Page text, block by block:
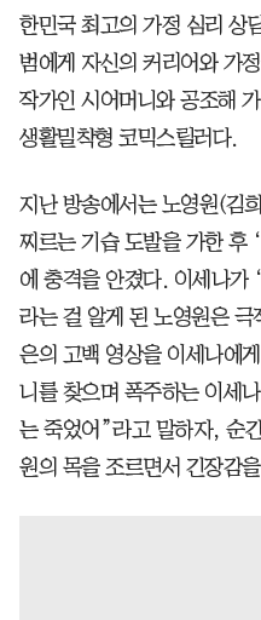
한민국 최고의 가정 심리 상
범에게 자신의 커리어와 가
작가인 시어머니와 공조해
생활밀착형 코믹스릴러다.
지난 방송에서는 노영원(김
찌르는 기습 도발을 가한 후
에 충격을 안겼다. 이세나가
라는 걸 알게 된 노영원은 극
은의 고백 영상을 이세나에
니를 찾으며 폭주하는 이세
는 죽었어”라고 말하자, 순
원의 목을 조르면서 긴장감